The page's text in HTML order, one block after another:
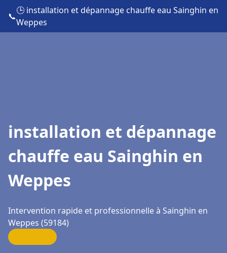
📞
🕒 installation et dépannage chauffe eau Sainghin en
Weppes
installation et dépannage
chauffe eau Sainghin en
Weppes
Intervention rapide et professionnelle à Sainghin en
Weppes (59184)